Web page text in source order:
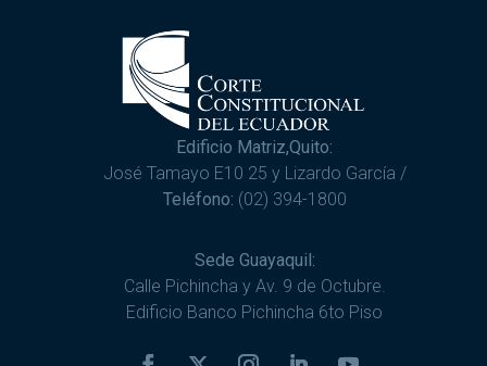
Edificio Matriz,Quito:
José Tamayo E10 25 y Lizardo García /
Teléfono: (02) 394-1800
Sede Guayaquil:
Calle Pichincha y Av. 9 de Octubre.
Edificio Banco Pichincha 6to Piso